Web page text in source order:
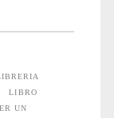
LIBRO
UN